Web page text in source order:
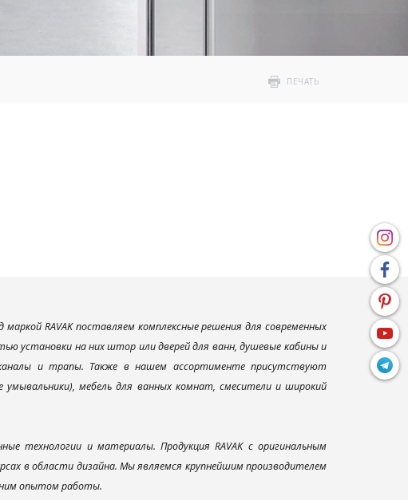
ПЕЧАТЬ
RAVAK поставляем комплексные решения для современных
установки на них штор или дверей для ванн, душевые кабины и
и трапы. Также в нашем ассортименте присутствуют
мебель для ванных комнат, смесители и широкий
технологии и материалы. Продукция RAVAK с оригинальным
в области дизайна. Мы являемся крупнейшим производителем
опытом работы.